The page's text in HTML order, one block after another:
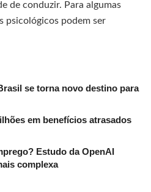
de conduzir. Para algumas
psicológicos podem ser
se torna novo destino para
em benefícios atrasados
Estudo da OpenAI
complexa